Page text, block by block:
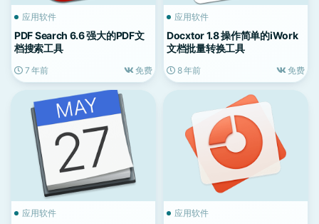
应用软件
PDF Search 6.6 强大的PDF文
档搜索工具
7 年前 免费
应用软件
Docxtor 1.8 操作简单的iWork
文档批量转换工具
8 年前 免费
应用软件 应用软件